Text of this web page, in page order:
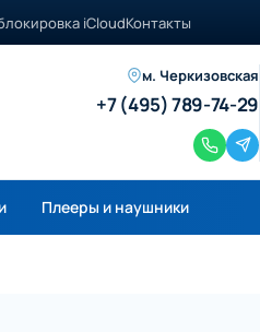
iCloudКонтакты
м. Черкизовская
+7 (495) 789-74-29
Плееры и наушники